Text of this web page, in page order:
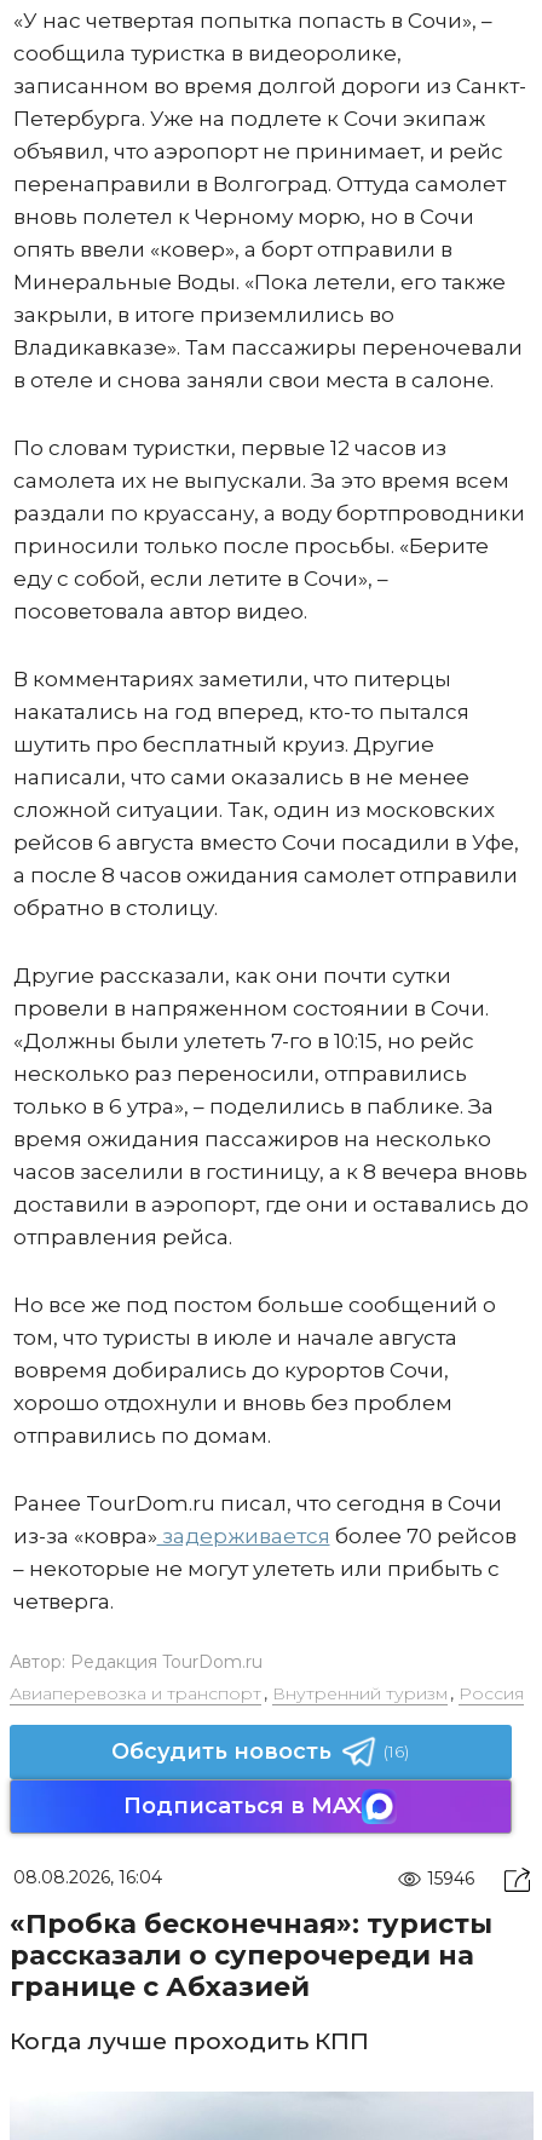
«У нас четвертая попытка попасть в Сочи», –
сообщила туристка в видеоролике,
записанном во время долгой дороги из Санкт-
Петербурга. Уже на подлете к Сочи экипаж
объявил, что аэропорт не принимает, и рейс
перенаправили в Волгоград. Оттуда самолет
вновь полетел к Черному морю, но в Сочи
опять ввели «ковер», а борт отправили в
Минеральные Воды. «Пока летели, его также
закрыли, в итоге приземлились во
Владикавказе». Там пассажиры переночевали
в отеле и снова заняли свои места в салоне.
По словам туристки, первые 12 часов из
самолета их не выпускали. За это время всем
раздали по круассану, а воду бортпроводники
приносили только после просьбы. «Берите
еду с собой, если летите в Сочи», –
посоветовала автор видео.
В комментариях заметили, что питерцы
накатались на год вперед, кто-то пытался
шутить про бесплатный круиз. Другие
написали, что сами оказались в не менее
сложной ситуации. Так, один из московских
рейсов 6 августа вместо Сочи посадили в Уфе,
а после 8 часов ожидания самолет отправили
обратно в столицу.
Другие рассказали, как они почти сутки
провели в напряженном состоянии в Сочи.
«Должны были улететь 7-го в 10:15, но рейс
несколько раз переносили, отправились
только в 6 утра», – поделились в паблике. За
время ожидания пассажиров на несколько
часов заселили в гостиницу, а к 8 вечера вновь
доставили в аэропорт, где они и оставались до
отправления рейса.
Но все же под постом больше сообщений о
том, что туристы в июле и начале августа
вовремя добирались до курортов Сочи,
хорошо отдохнули и вновь без проблем
отправились по домам.
Ранее TourDom.ru писал, что сегодня в Сочи
из-за «ковра» задерживается более 70 рейсов
– некоторые не могут улететь или прибыть с
четверга.
Автор: Редакция TourDom.ru
Авиаперевозка и транспорт, Внутренний туризм , Россия
Обсудить новость (16)
Подписаться в MAX
08.08.2026, 16:04 15946
«Пробка бесконечная»: туристы
рассказали о суперочереди на
границе с Абхазией
Когда лучше проходить КПП